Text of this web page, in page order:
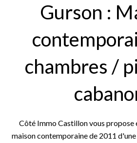
Gurson :
chambres /
Côté Immo Castillon vous propose
maison contemporaine de 2011